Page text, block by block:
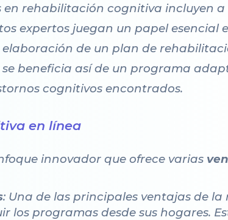
en rehabilitación cognitiva incluyen a
expertos juegan un papel esencial
de un plan de
beneficia así de un programa
cognitivos encontrados.
en línea
innovador que ofrece varias
: Una de las principales ventajas de
los programas desde sus hogares.